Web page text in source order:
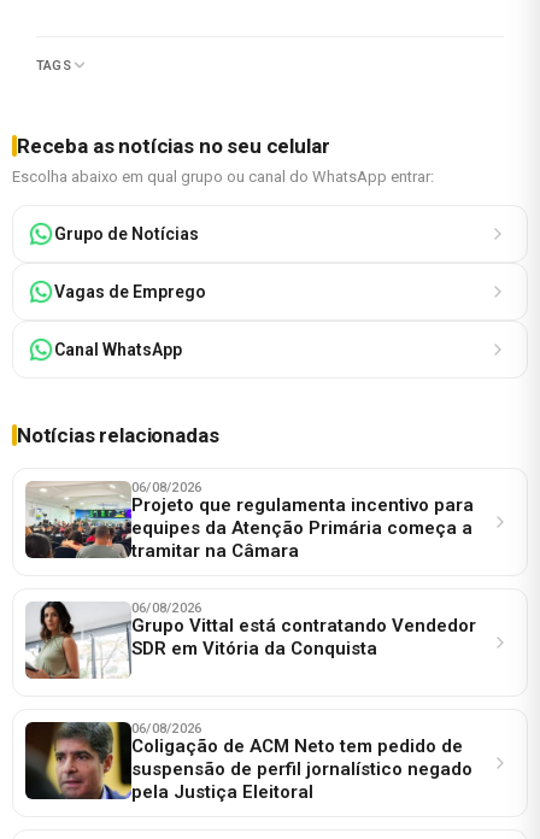
TAGS
Receba as notícias no seu celular
Escolha abaixo em qual grupo ou canal do WhatsApp entrar:
Grupo de Notícias
Vagas de Emprego
Canal WhatsApp
Notícias relacionadas
06/08/2026
Projeto que regulamenta incentivo para
equipes da Atenção Primária começa a
tramitar na Câmara
06/08/2026
Grupo Vittal está contratando Vendedor
SDR em Vitória da Conquista
06/08/2026
Coligação de ACM Neto tem pedido de
suspensão de perfil jornalístico negado
pela Justiça Eleitoral